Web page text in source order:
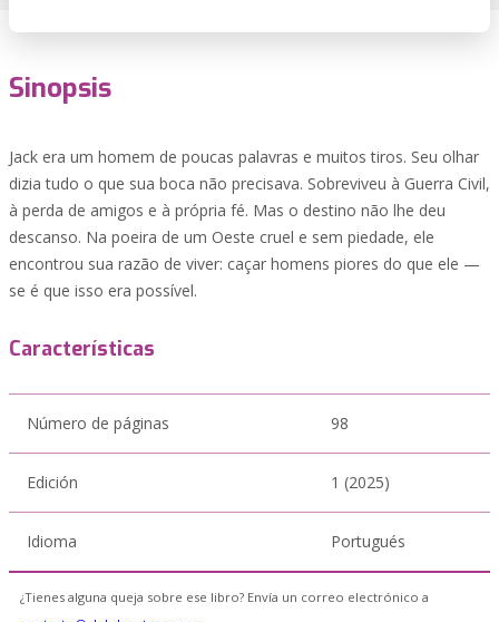
Sinopsis
Jack era um homem de poucas palavras e muitos tiros. Seu olhar
dizia tudo o que sua boca não precisava. Sobreviveu à Guerra Civil,
à perda de amigos e à própria fé. Mas o destino não lhe deu
descanso. Na poeira de um Oeste cruel e sem piedade, ele
encontrou sua razão de viver: caçar homens piores do que ele —
se é que isso era possível.
Características
Número de páginas 98
Edición 1 (2025)
Idioma Portugués
¿Tienes alguna queja sobre ese libro? Envía un correo electrónico a